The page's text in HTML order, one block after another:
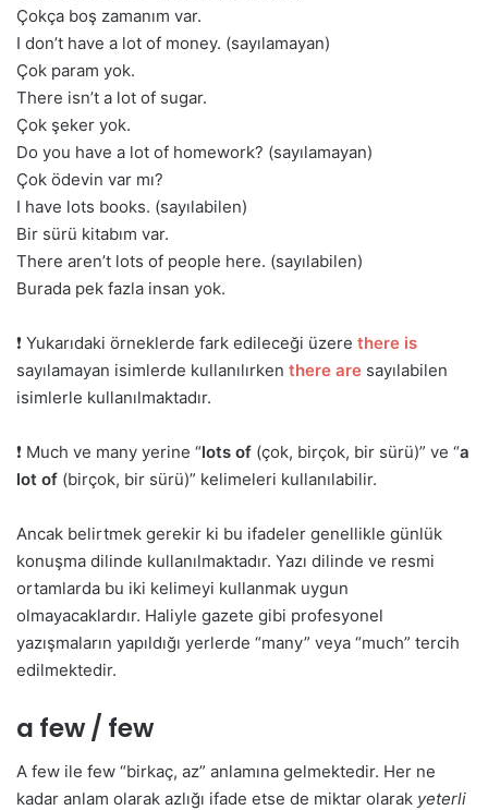
Çokça boş zamanım var.
I don’t have a lot of money. (sayılamayan)
Çok param yok.
There isn’t a lot of sugar.
Çok şeker yok.
Do you have a lot of homework? (sayılamayan)
Çok ödevin var mı?
I have lots books. (sayılabilen)
Bir sürü kitabım var.
There aren’t lots of people here. (sayılabilen)
Burada pek fazla insan yok.
❗ Yukarıdaki örneklerde fark edileceği üzere there is
sayılamayan isimlerde kullanılırken there are sayılabilen
isimlerle kullanılmaktadır.
❗ Much ve many yerine “lots of (çok, birçok, bir sürü)” ve “a
lot of (birçok, bir sürü)” kelimeleri kullanılabilir.
Ancak belirtmek gerekir ki bu ifadeler genellikle günlük
konuşma dilinde kullanılmaktadır. Yazı dilinde ve resmi
ortamlarda bu iki kelimeyi kullanmak uygun
olmayacaklardır. Haliyle gazete gibi profesyonel
yazışmaların yapıldığı yerlerde “many” veya “much” tercih
edilmektedir.
a few / few
A few ile few “birkaç, az” anlamına gelmektedir. Her ne
kadar anlam olarak azlığı ifade etse de miktar olarak yeterli